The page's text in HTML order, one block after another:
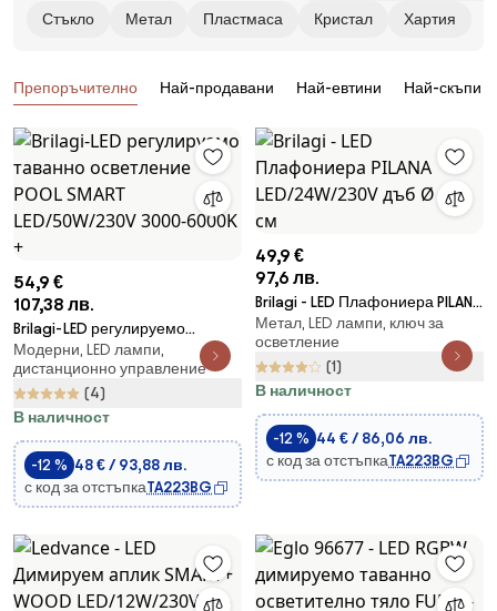
Стъкло Метал Пластмаса Кристал Хартия
Продукти
Препоръчително Най-продавани Най-евтини Най-скъпи
54,9 €
107,38 лв.
Brilagi-LED регулируемо
таванно осветление POOL
SMART LED/50W/230V 3000-
6000K +
Модерни, LED лампи,
дистанционно управление
(4)
В наличност
-12 % 48 € / 93,88 лв.
с код за отстъпкаTA223BG
49,9 €
97,6 лв.
Brilagi - LED Плафониера PILANA
LED/24W/230V дъб Ø 30 см
Метал, LED лампи, ключ за
осветление
(1)
В наличност
-12 % 44 € / 86,06 лв.
с код за отстъпкаTA223BG